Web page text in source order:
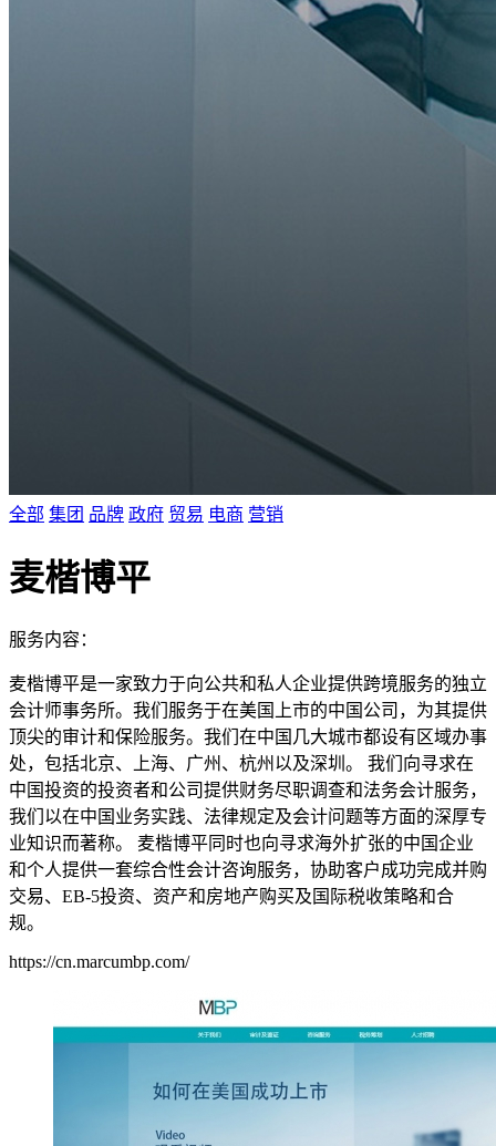
全部 集团 品牌 政府 贸易 电商 营销
麦楷博平
服务内容：
麦楷博平是一家致力于向公共和私人企业提供跨境服务的独立
会计师事务所。我们服务于在美国上市的中国公司，为其提供
顶尖的审计和保险服务。我们在中国几大城市都设有区域办事
处，包括北京、上海、广州、杭州以及深圳。 我们向寻求在
中国投资的投资者和公司提供财务尽职调查和法务会计服务，
我们以在中国业务实践、法律规定及会计问题等方面的深厚专
业知识而著称。 麦楷博平同时也向寻求海外扩张的中国企业
和个人提供一套综合性会计咨询服务，协助客户成功完成并购
交易、EB-5投资、资产和房地产购买及国际税收策略和合
规。
https://cn.marcumbp.com/